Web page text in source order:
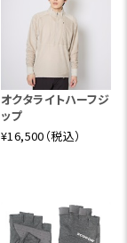
オクタライトハーフジ
ップ
¥16,500（税込）